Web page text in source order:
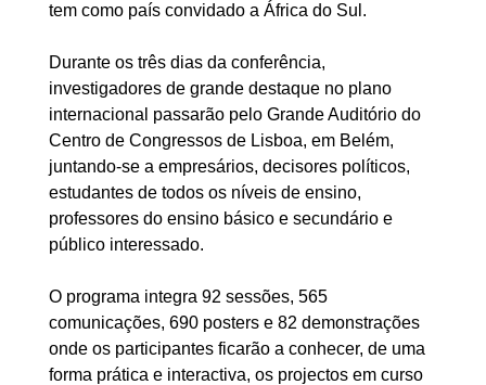
tem como país convidado a África do Sul.
Durante os três dias da conferência,
investigadores de grande destaque no plano
internacional passarão pelo Grande Auditório do
Centro de Congressos de Lisboa, em Belém,
juntando-se a empresários, decisores políticos,
estudantes de todos os níveis de ensino,
professores do ensino básico e secundário e
público interessado.
O programa integra 92 sessões, 565
comunicações, 690 posters e 82 demonstrações
onde os participantes ficarão a conhecer, de uma
forma prática e interactiva, os projectos em curso